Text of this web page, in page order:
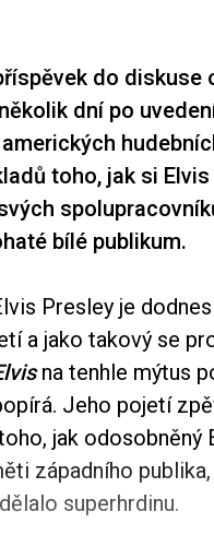
do diskuse
dní po
toho, jak si
bílé publikum.
Presley je
a jako takový se
na tenhle mýtus
Jeho pojetí
jak odosobněný
západního
superhrdinu.